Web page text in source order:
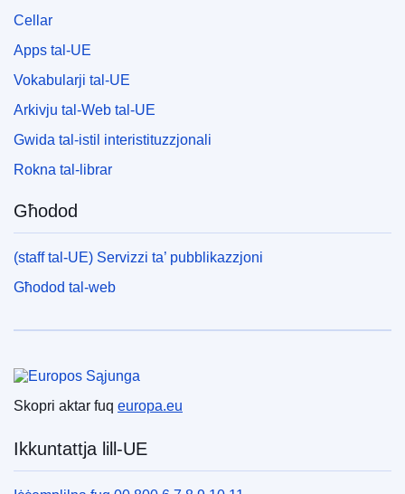
Cellar
Apps tal-UE
Vokabularji tal-UE
Arkivju tal-Web tal-UE
Gwida tal-istil interistituzzjonali
Rokna tal-librar
Għodod
(staff tal-UE) Servizzi ta’ pubblikazzjoni
Għodod tal-web
Unjoni Ewropea
Skopri aktar fuq europa.eu
Ikkuntattja lill-UE